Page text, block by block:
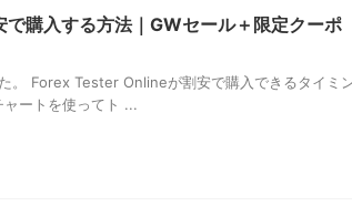
購入する方法｜GWセール＋限定クーポ
。 Forex Tester Onlineが割安で購入できるタイミ
ートを使ってト ...